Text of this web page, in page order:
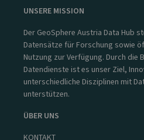
UNSERE MISSION
Der GeoSphere Austria Data Hub
Datensätze für Forschung sowie
Nutzung zur Verfügung. Durch die
Datendienste ist es unser Ziel,
unterschiedliche Disziplinen mit
unterstützen.
ÜBER UNS
KONTAKT